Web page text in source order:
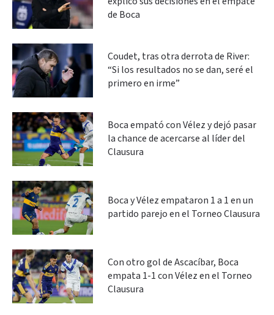
de Boca
Coudet, tras otra derrota de River:
“Si los resultados no se dan, seré el
primero en irme”
Boca empató con Vélez y dejó pasar
la chance de acercarse al líder del
Clausura
Boca y Vélez empataron 1 a 1 en un
partido parejo en el Torneo Clausura
Con otro gol de Ascacíbar, Boca
empata 1-1 con Vélez en el Torneo
Clausura